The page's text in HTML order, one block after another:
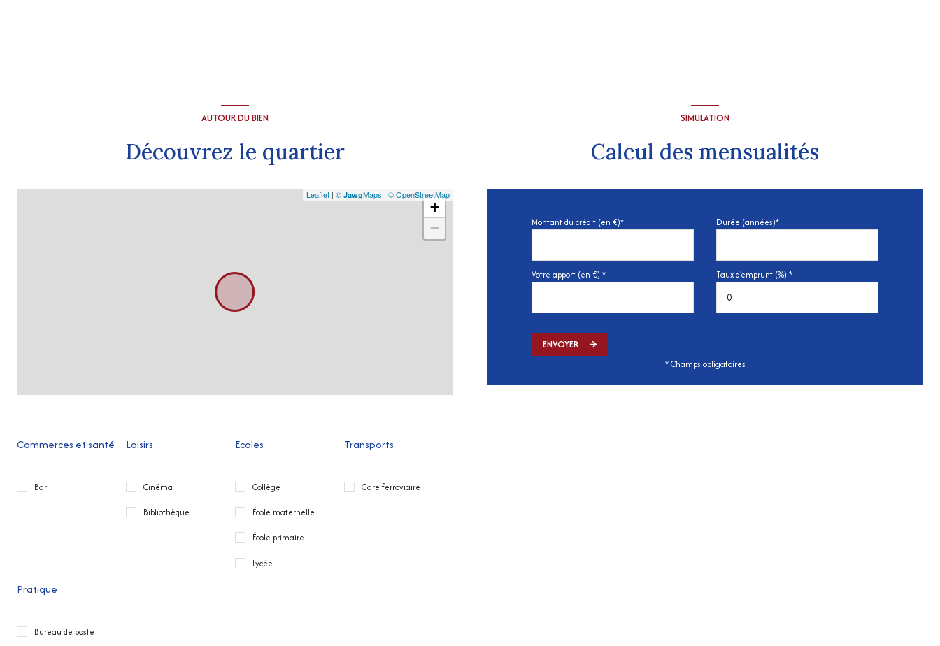
AUTOUR DU BIEN
Découvrez le quartier
+
−
Leaflet | © JawgMaps | © OpenStreetMap
Commerces et santé
Bar
Loisirs
Cinéma
Bibliothèque
Ecoles
Collège
École maternelle
École primaire
Lycée
Transports
Gare ferroviaire
Pratique
Bureau de poste
SIMULATION
Calcul des mensualités
Montant du crédit (en €)* Durée (années)*
Votre apport (en €) * Taux d'emprunt (%) *
ENVOYER
* Champs obligatoires